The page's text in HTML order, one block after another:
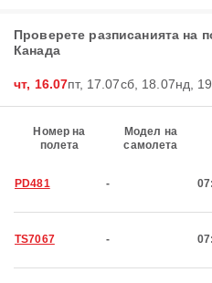
Проверете разписанията на
Канада
чт, 16.07пт, 17.07сб, 18.07нд,
Номер на
полета
Модел на
самолета
PD481 -
TS7067 -